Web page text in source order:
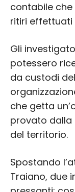
contabile
ritiri effettuati
Gli
potessero
da custodi
che getta
provato dalla
del territorio.
Spostando
Traiano, due